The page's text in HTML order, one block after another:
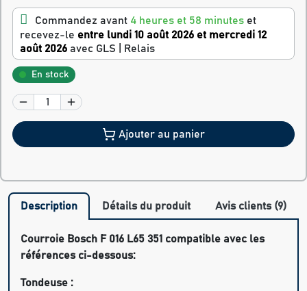
Commandez avant 4 heures et 58 minutes et
recevez-le entre lundi 10 août 2026 et mercredi 12
août 2026 avec GLS | Relais
En stock
Ajouter au panier
Description Détails du produit Avis clients (9)
Courroie Bosch F 016 L65 351 compatible avec les
références ci-dessous:
Tondeuse :